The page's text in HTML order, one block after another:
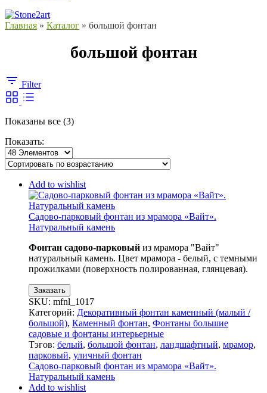
Главная » Каталог » большой фонтан
большой фонтан
Filter
Показаны все (3)Сортировка:
Показать:
Add to wishlist
Садово-парковый фонтан из мрамора «Вайт».
Натуральный камень
Фонтан садово-парковый из мрамора "Вайт"
натуральный камень. Цвет мрамора - белый, с темными
прожилками (поверхность полированная, глянцевая).
Заказать
SKU: mfnl_1017
Категорий: Декоративный фонтан каменный (малый /
большой), Каменный фонтан, Фонтаны большие
садовые и фонтаны интерьерные
Тэгов: белый, большой фонтан, ландшафтный, мрамор,
парковый, уличный фонтан
Садово-парковый фонтан из мрамора «Вайт».
Натуральный камень
Add to wishlist